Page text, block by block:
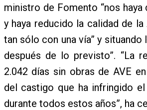
ministro de Fomento “nos haya
y haya reducido la calidad de
tan sólo con una vía” y situando
después de lo previsto”. “La
2.042 días sin obras de AVE
del castigo que ha infringido
durante todos estos años”, ha